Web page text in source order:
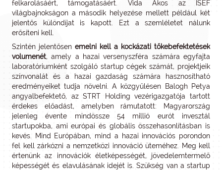
felkarolásáért, támogatásáért. Vida Ákos az ISEF
világbajnokságon a második helyezése mellett például két
jelentős különdíjat is kapott. Ezt a szemléletet nálunk
erősíteni kell.
Szintén jelentősen emelni kell a kockázati tőkebefektetések
volumenét, amely a hazai versenyszféra számára egyfajta
laboratóriumként szolgáló startup cégek számát, projektjeik
színvonalát és a hazai gazdaság számára hasznosítható
eredményeiket tudja növelni. A közgyűlésen Balogh Petya
angyalbefektető, az STRT Holding vezérigazgatója tartott
érdekes előadást, amelyben rámutatott: Magyarország
jelenleg évente mindössze 54 millió eurót invesztál
startupokba, ami európai és globális összehasonlításban is
kevés. Mind Európában, mind a hazai innovációs porondon
fel kell zárkózni a nemzetközi innováció üteméhez. Meg kell
értenünk az innovációk életképességét, jövedelemtermelő
képességét és elavulásának idejét is. Szükség van a startup